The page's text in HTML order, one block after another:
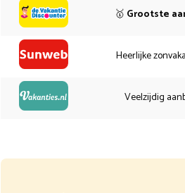
🥇 Grootste
Heerlijke
Veelzijdig